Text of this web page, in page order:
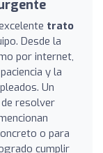
trato
Desde la
por internet,
y la
Un
resolver
o para
cumplir